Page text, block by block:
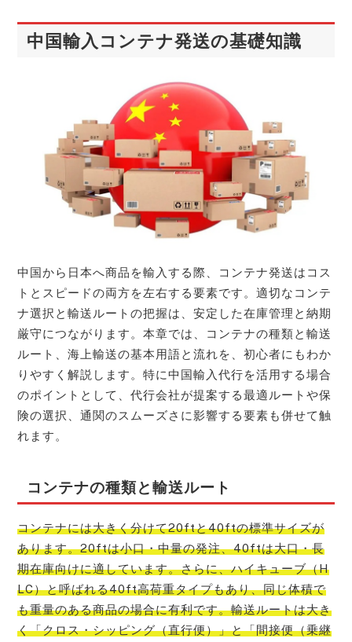
中国輸入コンテナ発送の基礎知識
中国から日本へ商品を輸入する際、コンテナ発送はコス
トとスピードの両方を左右する要素です。適切なコンテ
ナ選択と輸送ルートの把握は、安定した在庫管理と納期
厳守につながります。本章では、コンテナの種類と輸送
ルート、海上輸送の基本用語と流れを、初心者にもわか
りやすく解説します。特に中国輸入代行を活用する場合
のポイントとして、代行会社が提案する最適ルートや保
険の選択、通関のスムーズさに影響する要素も併せて触
れます。
コンテナの種類と輸送ルート
コンテナには大きく分けて20ftと40ftの標準サイズが
あります。20ftは小口・中量の発注、40ftは大口・長
期在庫向けに適しています。さらに、ハイキューブ（H
LC）と呼ばれる40ft高荷重タイプもあり、同じ体積で
も重量のある商品の場合に有利です。輸送ルートは大き
く「クロス・シッピング（直行便）」と「間接便（乗継